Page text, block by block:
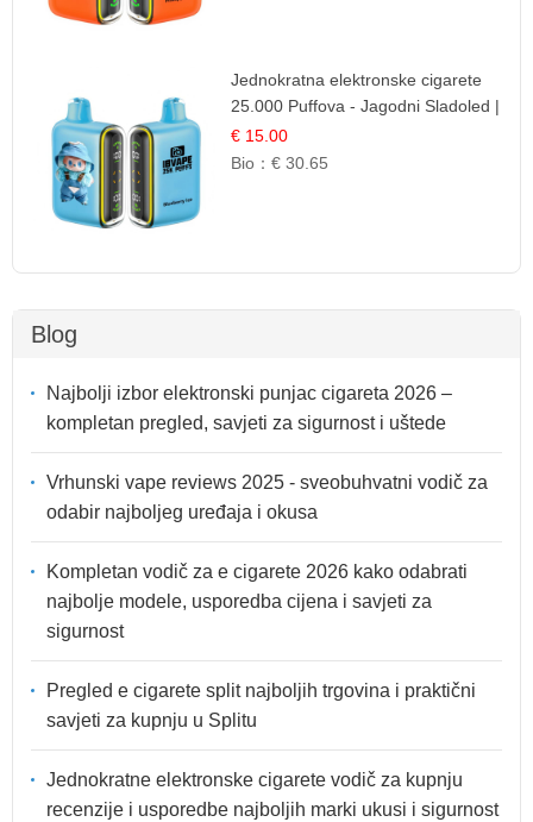
Jednokratna elektronske cigarete
25.000 Puffova - Jagodni Sladoled |
Kremasta Slatka Okus
€ 15.00
Bio：€ 30.65
Blog
Najbolji izbor elektronski punjac cigareta 2026 –
kompletan pregled, savjeti za sigurnost i uštede
Vrhunski vape reviews 2025 - sveobuhvatni vodič za
odabir najboljeg uređaja i okusa
Kompletan vodič za e cigarete 2026 kako odabrati
najbolje modele, usporedba cijena i savjeti za
sigurnost
Pregled e cigarete split najboljih trgovina i praktični
savjeti za kupnju u Splitu
Jednokratne elektronske cigarete vodič za kupnju
recenzije i usporedbe najboljih marki ukusi i sigurnost